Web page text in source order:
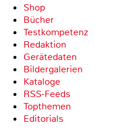
Shop
Bücher
Testkompetenz
Redaktion
Gerätedaten
Bildergalerien
Kataloge
RSS-Feeds
Topthemen
Editorials